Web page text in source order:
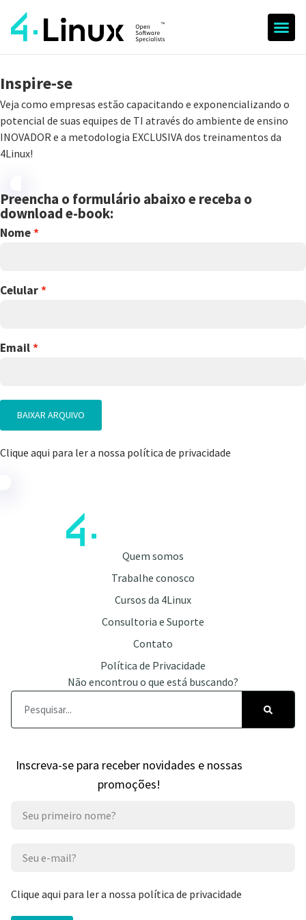
Inspire-se
Veja como empresas estão capacitando e exponencializando o
potencial de suas equipes de TI através do ambiente de ensino
INOVADOR e a metodologia EXCLUSIVA dos treinamentos da
4Linux!
Preencha o formulário abaixo e receba o
download e-book:
Nome
Celular
Email
BAIXAR ARQUIVO
Clique aqui para ler a nossa política de privacidade
Quem somos
Trabalhe conosco
Cursos da 4Linux
Consultoria e Suporte
Contato
Política de Privacidade
Não encontrou o que está buscando?
Inscreva-se para receber novidades e nossas
promoções!
Clique aqui para ler a nossa política de privacidade